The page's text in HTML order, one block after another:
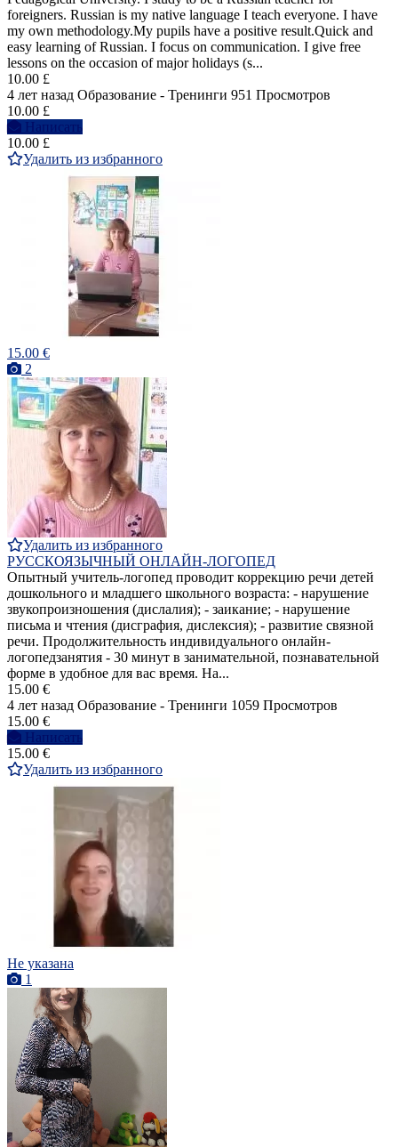
foreigners. Russian is my native language I teach everyone. I have
my own methodology.My pupils have a positive result.Quick and
easy learning of Russian. I focus on communication. I give free
lessons on the occasion of major holidays (s...
10.00 £
4 лет назад Образование - Тренинги 951 Просмотров
10.00 £
Написать
10.00 £
Удалить из избранного
15.00 €
2
Удалить из избранного
РУССКОЯЗЫЧНЫЙ ОНЛАЙН-ЛОГОПЕД
Опытный учитель-логопед проводит коррекцию речи детей
дошкольного и младшего школьного возраста: - нарушение
звукопроизношения (дислалия); - заикание; - нарушение
письма и чтения (дисграфия, дислексия); - развитие связной
речи. Продолжительность индивидуального онлайн-
логопедзанятия - 30 минут в занимательной, познавательной
форме в удобное для вас время. На...
15.00 €
4 лет назад Образование - Тренинги 1059 Просмотров
15.00 €
Написать
15.00 €
Удалить из избранного
Не указана
1